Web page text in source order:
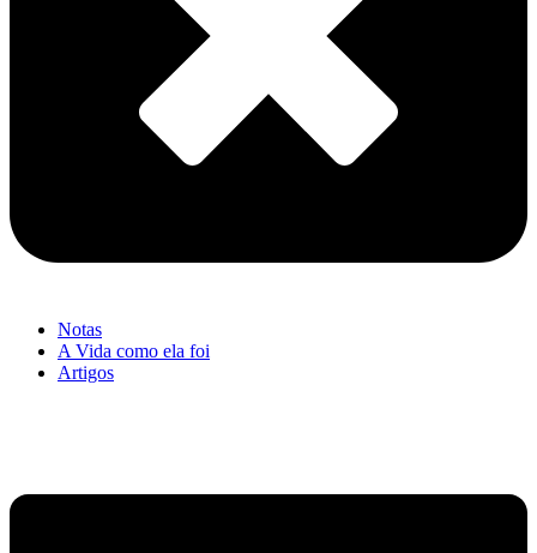
Notas
A Vida como ela foi
Artigos